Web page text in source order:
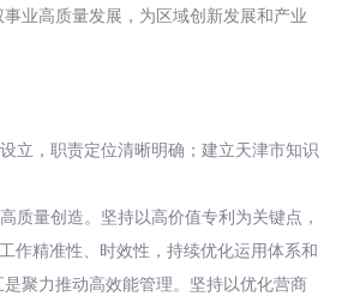
业高质量发展，为区域创新发展和产业
立，职责定位清晰明确；建立天津市知识
质量创造。坚持以高价值专利为关键点，
作精准性、时效性，持续优化运用体系和
聚力推动高效能管理。坚持以优化营商